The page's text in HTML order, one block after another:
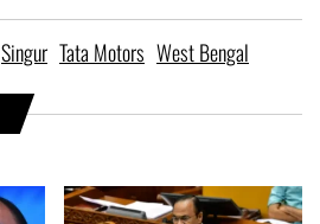
Singur Tata Motors West Bengal